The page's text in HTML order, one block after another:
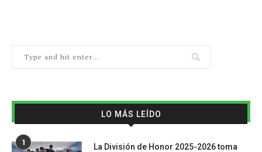
LO MÁS LEÍDO
1
La División de Honor 2025-2026 toma